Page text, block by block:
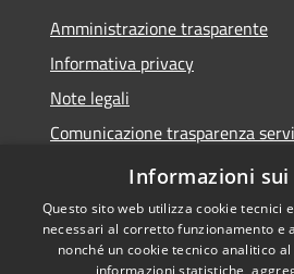
Amministrazione trasparente
Informativa privacy
Note legali
Comunicazione trasparenza
Dichiarazione di accessibilità
Informazioni sui
Questo sito web utilizza cookie tecnici
necessari al corretto funzionamento e
nonché un cookie tecnico analitico
informazioni statistiche,